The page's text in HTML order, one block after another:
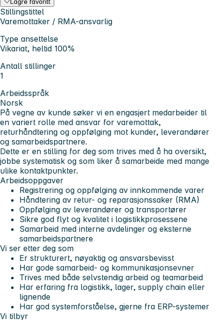
Stillingstittel
Varemottaker / RMA-ansvarlig
Type ansettelse
Vikariat, heltid 100%
Antall stillinger
1
Arbeidsspråk
Norsk
På vegne av kunde søker vi en engasjert medarbeider til
en variert rolle med ansvar for varemottak,
returhåndtering og oppfølging mot kunder, leverandører
og samarbeidspartnere.
Dette er en stilling for deg som trives med å ha oversikt,
jobbe systematisk og som liker å samarbeide med mange
ulike kontaktpunkter.
Arbeidsoppgaver
Registrering og oppfølging av innkommende varer
Håndtering av retur- og reparasjonssaker (RMA)
Oppfølging av leverandører og transportører
Sikre god flyt og kvalitet i logistikkprosessene
Samarbeid med interne avdelinger og eksterne
samarbeidspartnere
Vi ser etter deg som
Er strukturert, nøyaktig og ansvarsbevisst
Har gode samarbeid- og kommunikasjonsevner
Trives med både selvstendig arbeid og teamarbeid
Har erfaring fra logistikk, lager, supply chain eller
lignende
Har god systemforståelse, gjerne fra ERP-systemer
Vi tilbyr